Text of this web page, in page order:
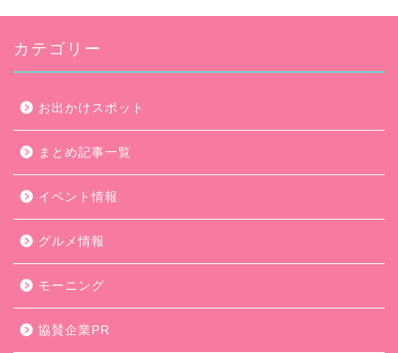
カテゴリー
お出かけスポット
まとめ記事一覧
イベント情報
グルメ情報
モーニング
協賛企業PR